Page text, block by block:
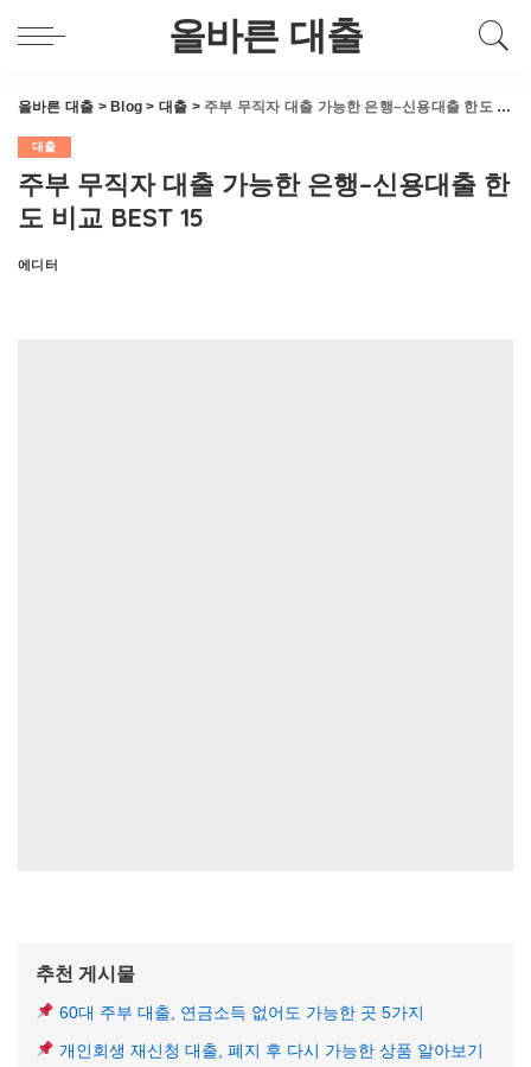
올바른 대출
올바른 대출 > Blog > 대출 > 주부 무직자 대출 가능한 은행–신용대출 한도 비교 BEST 15
대출
주부 무직자 대출 가능한 은행–신용대출 한
도 비교 BEST 15
Posted
에디터
추천 게시물
60대 주부 대출, 연금소득 없어도 가능한 곳 5가지
개인회생 재신청 대출, 폐지 후 다시 가능한 상품 알아보기